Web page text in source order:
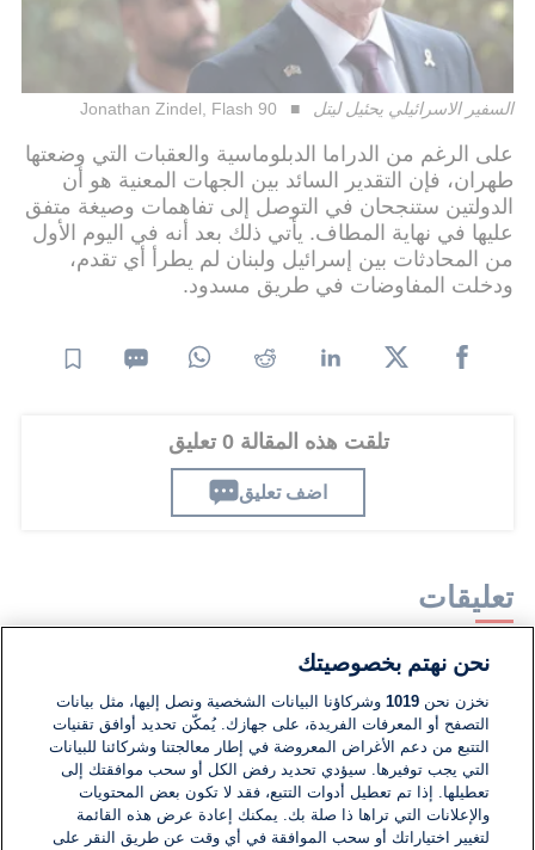
السفير الاسرائيلي يحئيل ليتل Jonathan Zindel, Flash 90
على الرغم من الدراما الدبلوماسية والعقبات التي وضعتها
طهران، فإن التقدير السائد بين الجهات المعنية هو أن
الدولتين ستنجحان في التوصل إلى تفاهمات وصيغة متفق
عليها في نهاية المطاف. يأتي ذلك بعد أنه في اليوم الأول
من المحادثات بين إسرائيل ولبنان لم يطرأ أي تقدم،
ودخلت المفاوضات في طريق مسدود.
تلقت هذه المقالة 0 تعليق
اضف تعليق
تعليقات
لا توجد تعليقات مكتوبة حتى الآن. كن الأول!
اكتب تعليقًا جديدًا ...
نحن نهتم بخصوصيتك
نخزن نحن1019 وشركاؤنا البيانات الشخصية ونصل إليها، مثل بيانات
التصفح أو المعرفات الفريدة، على جهازك. يُمكّن تحديد أوافق تقنيات
التتبع من دعم الأغراض المعروضة في إطار معالجتنا وشركائنا للبيانات
التي يجب توفيرها. سيؤدي تحديد رفض الكل أو سحب موافقتك إلى
تعطيلها. إذا تم تعطيل أدوات التتبع، فقد لا تكون بعض المحتويات
والإعلانات التي تراها ذا صلة بك. يمكنك إعادة عرض هذه القائمة
لتغيير اختياراتك أو سحب الموافقة في أي وقت عن طريق النقر على